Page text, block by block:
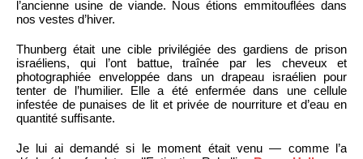
l’ancienne usine de viande. Nous étions emmitouflées dans
nos vestes d’hiver.
Thunberg était une cible privilégiée des gardiens de prison
israéliens, qui l’ont battue, traînée par les cheveux et
photographiée enveloppée dans un drapeau israélien pour
tenter de l’humilier. Elle a été enfermée dans une cellule
infestée de punaises de lit et privée de nourriture et d’eau en
quantité suffisante.
Je lui ai demandé si le moment était venu — comme l’a